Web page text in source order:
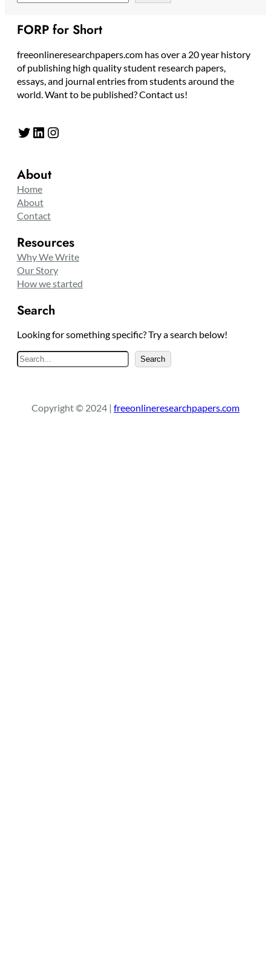
FORP for Short
freeonlineresearchpapers.com has over a 20 year history
of publishing high quality student research papers,
essays, and journal entries from students around the
world. Want to be published? Contact us!
Twitter LinkedIn Instagram
About
Home
About
Contact
Resources
Why We Write
Our Story
How we started
Search
Looking for something specific? Try a search below!
S
e
c
Search
Copyright © 2024 | freeonlineresearchpapers.com